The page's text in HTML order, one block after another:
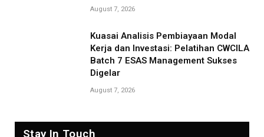
August 7, 2026
Kuasai Analisis Pembiayaan Modal
Kerja dan Investasi: Pelatihan CWCILA
Batch 7 ESAS Management Sukses
Digelar
August 7, 2026
Stay In Touch